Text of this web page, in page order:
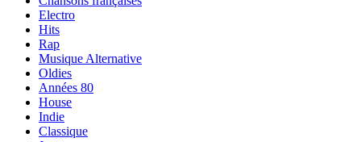
Electro
Hits
Rap
Musique Alternative
Oldies
Années 80
House
Indie
Classique